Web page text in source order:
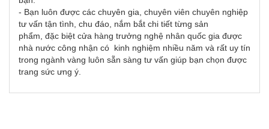
- Bạn luôn được các chuyên gia, chuyên viên chuyên nghiệp
tư vấn tận tình, chu đáo, nắm bắt chi tiết từng sản
phẩm, đặc biệt cửa hàng trưởng nghệ nhân quốc gia được
nhà nước công nhận có kinh nghiệm nhiều năm và rất uy tín
trong ngành vàng luôn sẵn sàng tư vấn giúp bạn chọn được
trang sức ưng ý.